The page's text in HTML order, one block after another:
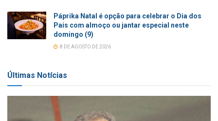
Páprika Natal é opção para celebrar o Dia dos
Pais com almoço ou jantar especial neste
domingo (9)
8 DE AGOSTO DE 2026
Últimas Notícias